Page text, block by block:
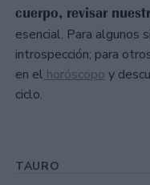
cuerpo, revisar
esencial. Para algunos
introspección; para
en el horóscopo y
ciclo.
TAURO